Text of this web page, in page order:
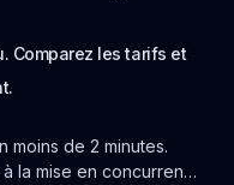
Comparez les tarifs et
moins de 2 minutes.
la mise en concurrence